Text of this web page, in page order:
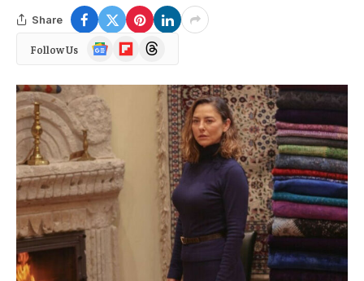
Share
Follow Us
Google
News
FlipboardThreads